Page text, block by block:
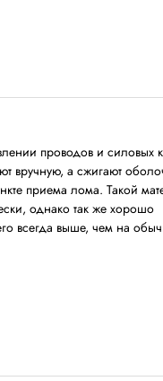
проводов и силовых
вручную, а сжигают
приема лома. Такой
однако так же хорошо
всегда выше, чем на